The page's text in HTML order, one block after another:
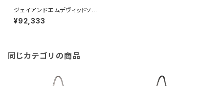
ジェイアンドエムデヴィッドソン
J&M DAVIDSON ショルダーバ
ッグ 2WAY LFRG-0WV-SCN
¥92,333
同じカテゴリの商品